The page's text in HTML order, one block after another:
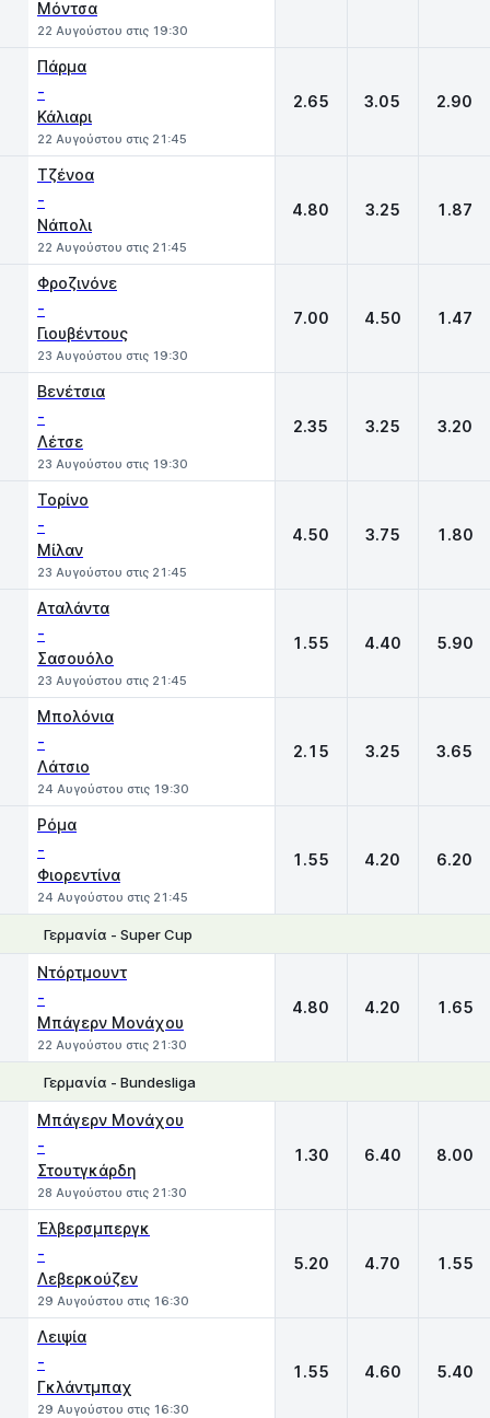
Μόντσα
22 Αυγούστου στις 19:30
Πάρμα
-
Κάλιαρι
22 Αυγούστου στις 21:45
2.65 3.05 2.90
Τζένοα
-
Νάπολι
22 Αυγούστου στις 21:45
4.80 3.25 1.87
Φροζινόνε
-
Γιουβέντους
23 Αυγούστου στις 19:30
7.00 4.50 1.47
Βενέτσια
-
Λέτσε
23 Αυγούστου στις 19:30
2.35 3.25 3.20
Τορίνο
-
Μίλαν
23 Αυγούστου στις 21:45
4.50 3.75 1.80
Αταλάντα
-
Σασουόλο
23 Αυγούστου στις 21:45
1.55 4.40 5.90
Μπολόνια
-
Λάτσιο
24 Αυγούστου στις 19:30
2.15 3.25 3.65
Ρόμα
-
Φιορεντίνα
24 Αυγούστου στις 21:45
1.55 4.20 6.20
Γερμανία - Super Cup
Ντόρτμουντ
-
Μπάγερν Μονάχου
22 Αυγούστου στις 21:30
4.80 4.20 1.65
Γερμανία - Bundesliga
Μπάγερν Μονάχου
-
Στουτγκάρδη
28 Αυγούστου στις 21:30
1.30 6.40 8.00
Έλβερσμπεργκ
-
Λεβερκούζεν
29 Αυγούστου στις 16:30
5.20 4.70 1.55
Λειψία
-
Γκλάντμπαχ
29 Αυγούστου στις 16:30
1.55 4.60 5.40